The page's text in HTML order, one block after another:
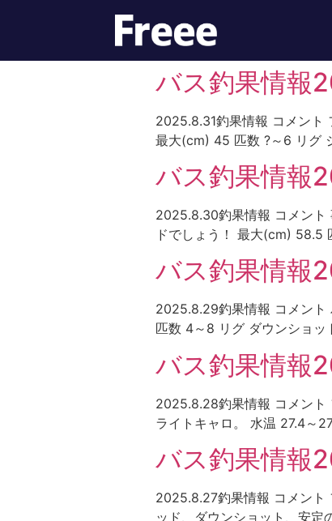
バス釣果情報
2025.8.31釣果情報 コメント
最大(cm) 45 匹数 ?～6 リグ
バス釣果情報
2025.8.30釣果情報 コメント
ドでしょう！ 最大(cm) 58.5
バス釣果情報
2025.8.29釣果情報 コメント
匹数 4～8 リグ ダウンショ
バス釣果情報
2025.8.28釣果情報 コメント
ライトキャロ。 水温 27.4～
バス釣果情報
2025.8.27釣果情報 コメント
ッド、ダウンショット、安定